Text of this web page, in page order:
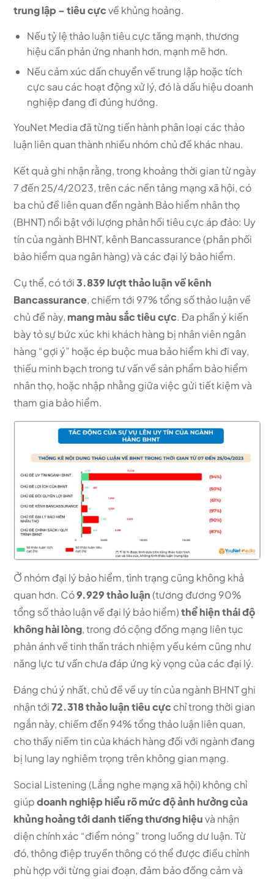
trung lập – tiêu cựcvề khủng hoảng.
Nếu tỷ lệ thảo luận tiêu cực tăng mạnh, thương
hiệu cần phản ứng nhanh hơn, mạnh mẽ hơn.
Nếu cảm xúc dần chuyển về trung lập hoặc tích
cực sau các hoạt động xử lý, đó là dấu hiệu doanh
nghiệp đang đi đúng hướng.
YouNet Media đã từng tiến hành phân loại các thảo
luận liên quan thành nhiều nhóm chủ đề khác nhau.
Kết quả ghi nhận rằng, trong khoảng thời gian từ ngày
7 đến 25/4/2023, trên các nền tảng mạng xã hội, có
ba chủ đề liên quan đến ngành Bảo hiểm nhân thọ
(BHNT) nổi bật với lượng phản hồi tiêu cực áp đảo: Uy
tín của ngành BHNT, kênh Bancassurance (phân phối
bảo hiểm qua ngân hàng) và các đại lý bảo hiểm.
Cụ thể, có tới3.839 lượt thảo luận về kênh
Bancassurance, chiếm tới 97% tổng số thảo luận về
chủ đề này, mang màu sắc tiêu cực. Đa phần ý kiến
bày tỏ sự bức xúc khi khách hàng bị nhân viên ngân
hàng “gợi ý” hoặc ép buộc mua bảo hiểm khi đi vay,
thiếu minh bạch trong tư vấn về sản phẩm bảo hiểm
nhân thọ, hoặc nhập nhằng giữa việc gửi tiết kiệm và
tham gia bảo hiểm.
Ở nhóm đại lý bảo hiểm, tình trạng cũng không khả
quan hơn. Có9.929 thảo luận(tương đương 90%
tổng số thảo luận về đại lý bảo hiểm)thể hiện thái độ
không hài lòng, trong đó cộng đồng mạng liên tục
phản ánh về tinh thần trách nhiệm yếu kém cũng như
năng lực tư vấn chưa đáp ứng kỳ vọng của các đại lý.
Đáng chú ý nhất, chủ đề về uy tín của ngành BHNT ghi
nhận tới72.318 thảo luận tiêu cực chỉ trong thời gian
ngắn này, chiếm đến 94% tổng thảo luận liên quan,
cho thấy niềm tin của khách hàng đối với ngành đang
bị lung lay nghiêm trọng trên không gian mạng.
Social Listening (Lắng nghe mạng xã hội) không chỉ
giúpdoanh nghiệp hiểu rõ mức độ ảnh hưởng của
khủng hoảng tới danh tiếng thương hiệuvà nhận
diện chính xác “điểm nóng” trong luồng dư luận. Từ
đó, thông điệp truyền thông có thể được điều chỉnh
phù hợp với từng giai đoạn, đảm bảo đồng cảm và